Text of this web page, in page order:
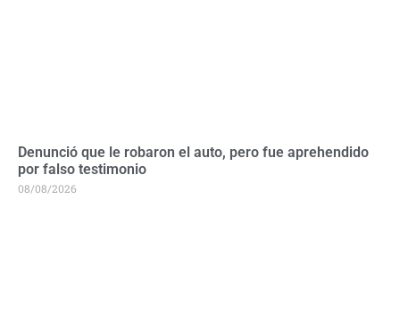
Denunció que le robaron el auto, pero fue aprehendido
por falso testimonio
08/08/2026